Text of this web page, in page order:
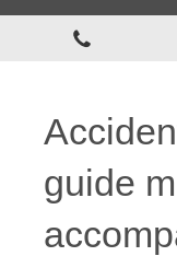
guide